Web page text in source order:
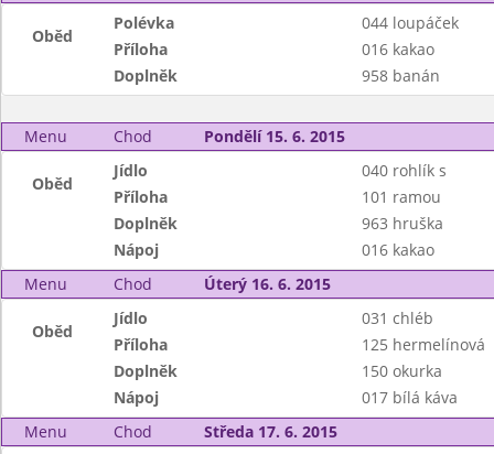
Oběd
Polévka
044 loupáček
Příloha
016 kakao
Doplněk
958 banán
Menu Chod Pondělí 15. 6. 2015
Oběd
Jídlo
040 rohlík s
Příloha
101 ramou
Doplněk
963 hruška
Nápoj
016 kakao
Menu
Chod Úterý 16. 6. 2015
Oběd
Jídlo
031 chléb
Příloha
125 hermelínová
Doplněk
150 okurka
Nápoj
017 bílá káva
Menu
Chod Středa 17. 6. 2015